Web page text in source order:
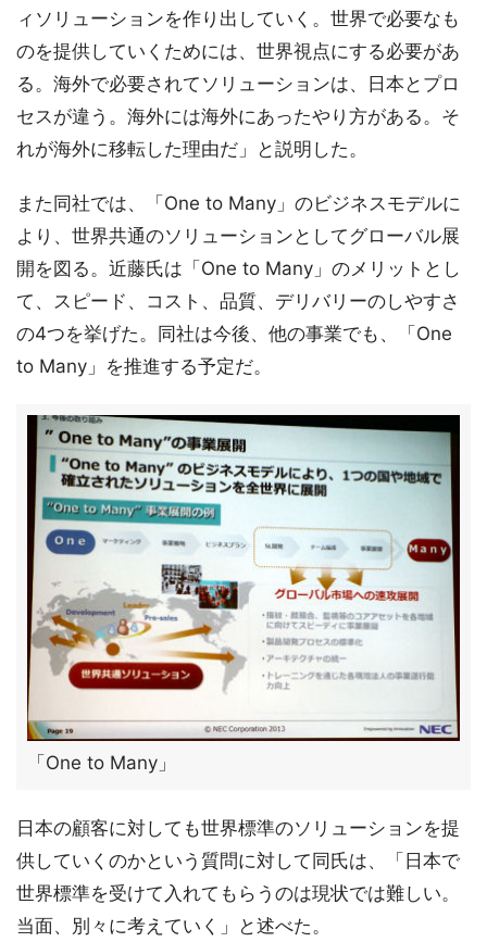
ィソリューションを作り出していく。世界で必要なも
のを提供していくためには、世界視点にする必要があ
る。海外で必要されてソリューションは、日本とプロ
セスが違う。海外には海外にあったやり方がある。そ
れが海外に移転した理由だ」と説明した。
また同社では、「One to Many」のビジネスモデルに
より、世界共通のソリューションとしてグローバル展
開を図る。近藤氏は「One to Many」のメリットとし
て、スピード、コスト、品質、デリバリーのしやすさ
の4つを挙げた。同社は今後、他の事業でも、「One
to Many」を推進する予定だ。
「One to Many」
日本の顧客に対しても世界標準のソリューションを提
供していくのかという質問に対して同氏は、「日本で
世界標準を受けて入れてもらうのは現状では難しい。
当面、別々に考えていく」と述べた。